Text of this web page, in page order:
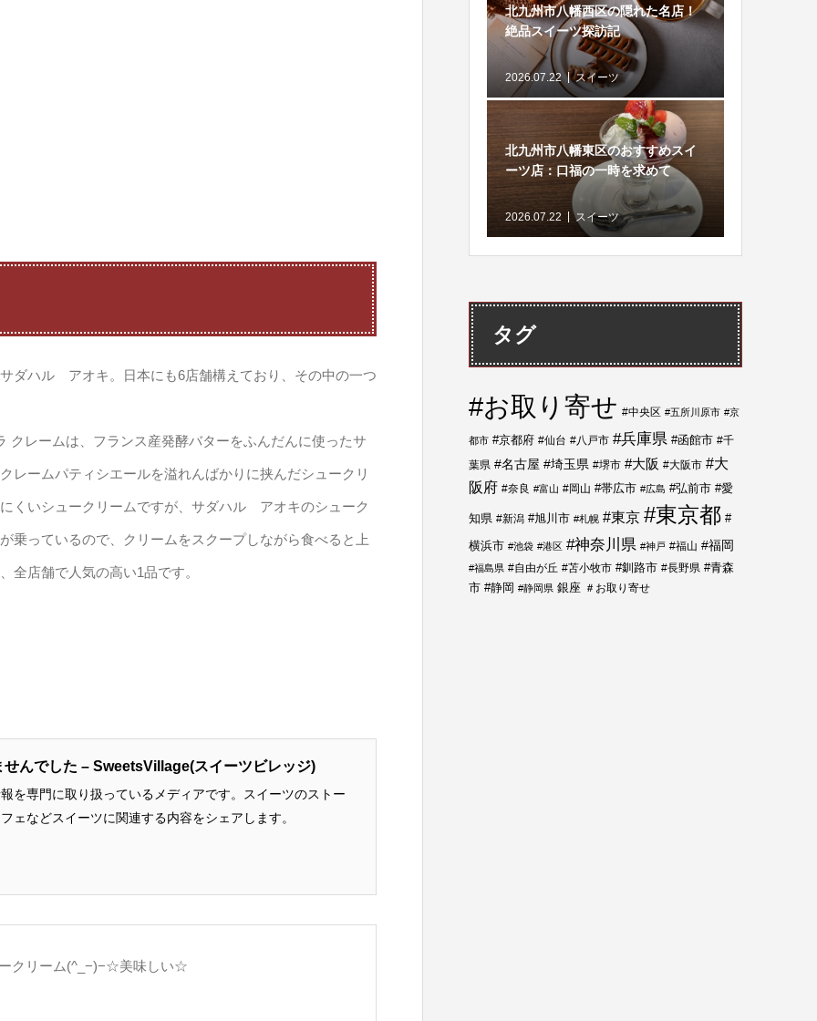
ダハル アオキ。日本にも6店舗構えており、その中の一つ
レームは、フランス産発酵バターをふんだんに使ったサ
レームパティシエールを溢れんばかりに挟んだシュークリ
くいシュークリームですが、サダハル アオキのシューク
乗っているので、クリームをスクープしながら食べると上
全店舗で人気の高い1品です。
んでした – SweetsVillage(スイーツビレッジ)
を専門に取り扱っているメディアです。スイーツのストー
ェなどスイーツに関連する内容をシェアします。
クリーム(^_−)−☆美味しい☆
北九州市八幡西区の隠れた名店！
絶品スイーツ探訪記
2026.07.22 スイーツ
北九州市八幡東区のおすすめスイ
ーツ店：口福の一時を求めて
2026.07.22 スイーツ
タグ
#お取り寄せ #中央区 #五所川原市 #京
都市 #京都府 #仙台 #八戸市 #兵庫県 #函館市 #千
葉県 #名古屋 #埼玉県 #堺市 #大阪 #大阪市 #大
阪府 #奈良 #富山 #岡山 #帯広市 #広島 #弘前市 #愛
知県 #新潟 #旭川市 #札幌 #東京 #東京都 #
横浜市 #池袋 #港区 #神奈川県 #神戸 #福山 #福岡
#福島県 #自由が丘 #苫小牧市 #釧路市 #長野県 #青森
市 #静岡 #静岡県 銀座 ＃お取り寄せ